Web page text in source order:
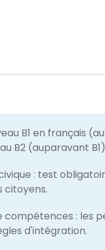
B1 en français
B2 (auparavant
: test
citoyens.
compétences : les
d'intégration.